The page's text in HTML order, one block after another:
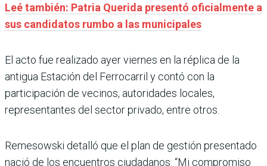
Leé también: Patria Querida presentó oficialmente a
sus candidatos rumbo a las municipales
El acto fue realizado ayer viernes en la réplica de la
antigua Estación del Ferrocarril y contó con la
participación de vecinos, autoridades locales,
representantes del sector privado, entre otros.
Remesowski detalló que el plan de gestión presentado
nació de los encuentros ciudadanos. “Mi compromiso